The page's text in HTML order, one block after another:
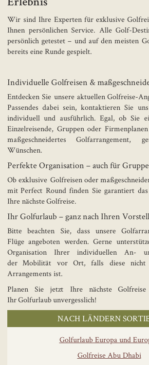
Erlebnis
Wir sind Ihre Experten für exklusive
Ihnen persönlichen Service. Alle Golf-
persönlich getestet – und auf den meisten
bereits eine Runde gespielt.
Individuelle Golfreisen &
Entdecken Sie unsere aktuellen Golfreise-
Passendes dabei sein, kontaktieren Sie
individuell und ausführlich. Egal, ob Sie
Einzelreisende, Gruppen oder
maßgeschneidertes Golfarrangement,
Wünschen.
Perfekte Organisation – auch für
Ob exklusive Golfreisen oder
mit Perfect Round finden Sie garantiert
Ihre nächste Golfreise.
Ihr Golfurlaub – ganz nach Ihren
Bitte beachten Sie, dass unsere
Flüge angeboten werden. Gerne
Organisation Ihrer individuellen An-
der Mobilität vor Ort, falls diese nicht
Arrangements ist.
Planen Sie jetzt Ihre nächste
Ihr Golfurlaub unvergesslich!
NACH LÄNDERN
Golfurlaub Europa und
Golfreise Abu Dhabi